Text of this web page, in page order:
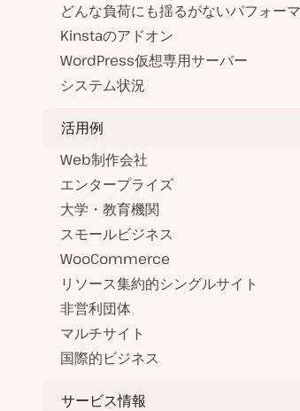
どんな負荷にも揺るがないパフォー
Kinstaのアドオン
WordPress仮想専用サーバー
システム状況
活用例
Web制作会社
エンタープライズ
大学・教育機関
スモールビジネス
WooCommerce
リソース集約的シングルサイト
非営利団体
マルチサイト
国際的ビジネス
サービス情報